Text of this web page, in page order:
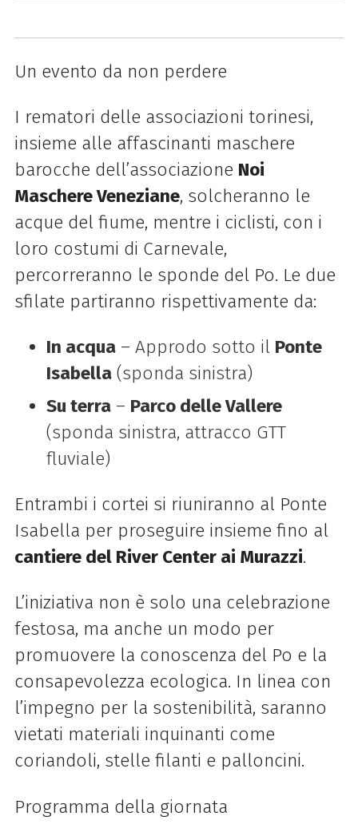
Un evento da non perdere
I rematori delle associazioni torinesi,
insieme alle affascinanti maschere
barocche dell’associazione Noi
Maschere Veneziane, solcheranno le
acque del fiume, mentre i ciclisti, con i
loro costumi di Carnevale,
percorreranno le sponde del Po. Le due
sfilate partiranno rispettivamente da:
In acqua– Approdo sotto il Ponte
Isabella(sponda sinistra)
Su terra– Parco delle Vallere
(sponda sinistra, attracco GTT
fluviale)
Entrambi i cortei si riuniranno al Ponte
Isabella per proseguire insieme fino al
cantiere del River Center ai Murazzi.
L’iniziativa non è solo una celebrazione
festosa, ma anche un modo per
promuovere la conoscenza del Po e la
consapevolezza ecologica. In linea con
l’impegno per la sostenibilità, saranno
vietati materiali inquinanti come
coriandoli, stelle filanti e palloncini.
Programma della giornata